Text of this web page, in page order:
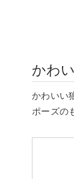
かわ
かわいい
ポーズの